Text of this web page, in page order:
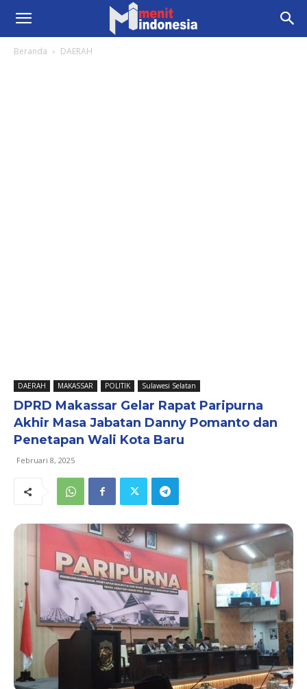
Beranda DAERAH
DAERAH MAKASSAR POLITIK Sulawesi Selatan
DPRD Makassar Gelar Rapat Paripurna
Akhir Masa Jabatan Danny Pomanto dan
Penetapan Wali Kota Baru
Februari 8, 2025